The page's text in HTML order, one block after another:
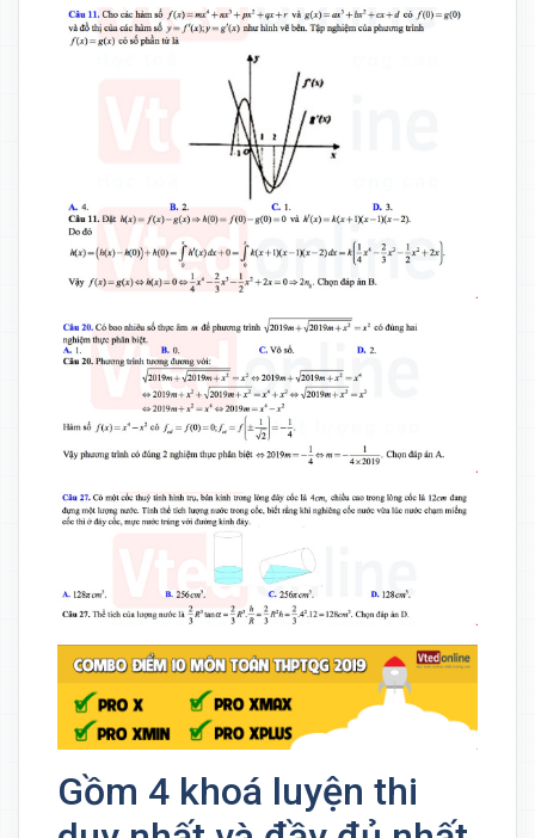
Gồm 4 khoá luyện thi